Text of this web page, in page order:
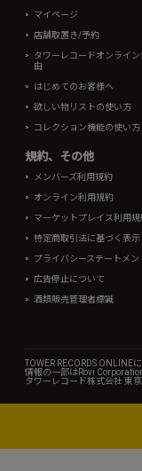
マイページ
店舗取置き/予約
タワーレコードオンライ
由
はじめてのお客様へ
欲しい物リストの使い方
コレクション機能の使い方
規約、その他
メンバーズ利用規約
オンライン利用規約
マーケットプレイス利用規
特定商取引法に基づく表示
プライバシーステートメン
広告停止について
酒類販売管理者標識
TOWER RECORDS
情報の一部はRovi
タワーレコード株式会社 東